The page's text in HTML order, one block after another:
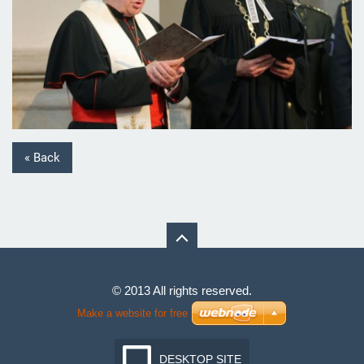
« Back
© 2013 All rights reserved.
Make a website for free
DESKTOP SITE